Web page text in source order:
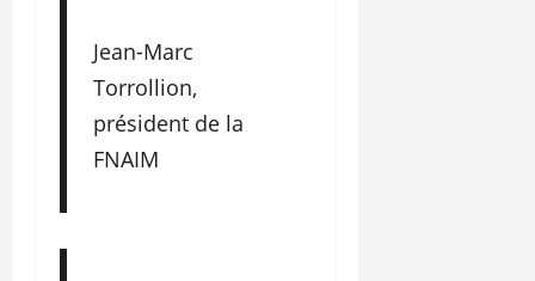
Jean-Marc
Torrollion,
président de la
FNAIM